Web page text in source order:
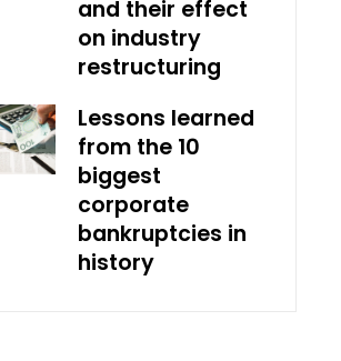
and their effect
on industry
restructuring
Lessons learned
from the 10
biggest
corporate
bankruptcies in
history